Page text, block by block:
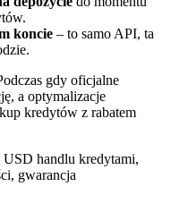
koncie – to samo API, ta
gdy oficjalne
a optymalizacje
kredytów z rabatem
handlu kredytami,
gwarancja